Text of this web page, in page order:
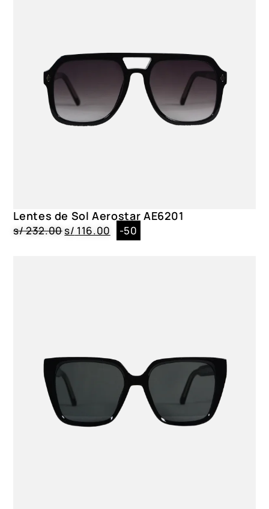
Policarbonato
Material del marco
Policarbonato
Lentes de Sol Aerostar AE6201
s/232.00s/ 116.00 -50